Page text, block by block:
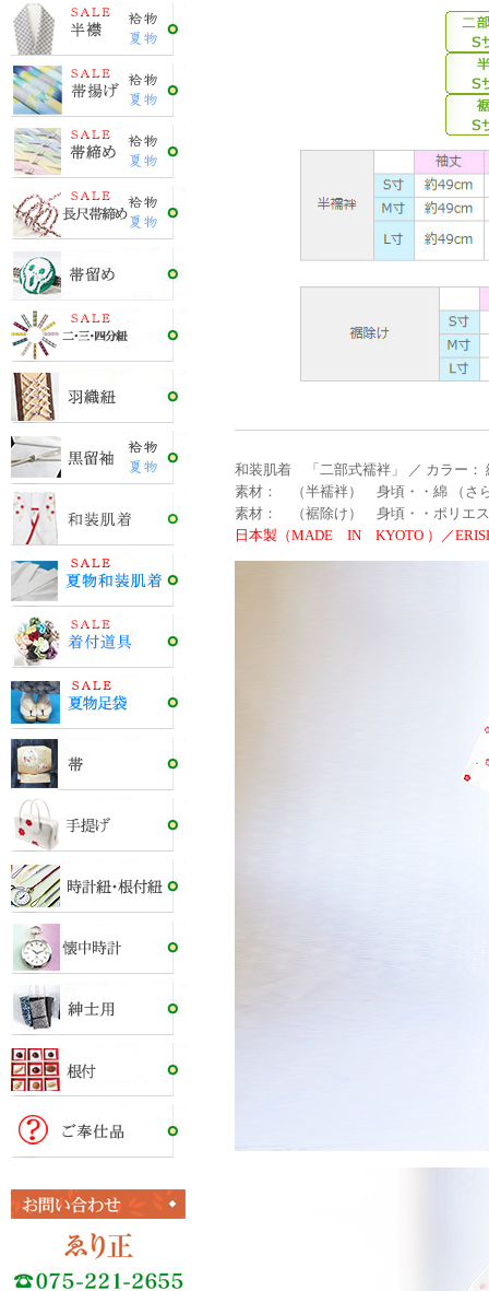
和装肌着 「二部式襦袢」 ／ カラー
素材： （半襦袢） 身頃・・綿 （さ
素材： （裾除け） 身頃・・ポリエス
日本製（MADE IN KYOTO ）／